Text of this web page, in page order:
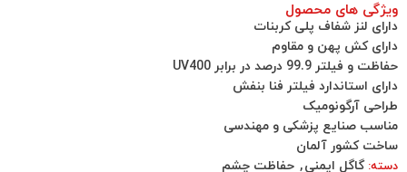
ویژگی های محصول
دارای لنز شفاف پلی کربنات
دارای کش پهن و مقاوم
حفاظت و فیلتر 99.9 درصد در برابر UV400
دارای استاندارد فیلتر فنا بنفش
طراحی آرگونومیک
مناسب صنایع پزشکی و مهندسی
ساخت کشور آلمان
دسته: گاگل ایمنی, حفاظت چشم